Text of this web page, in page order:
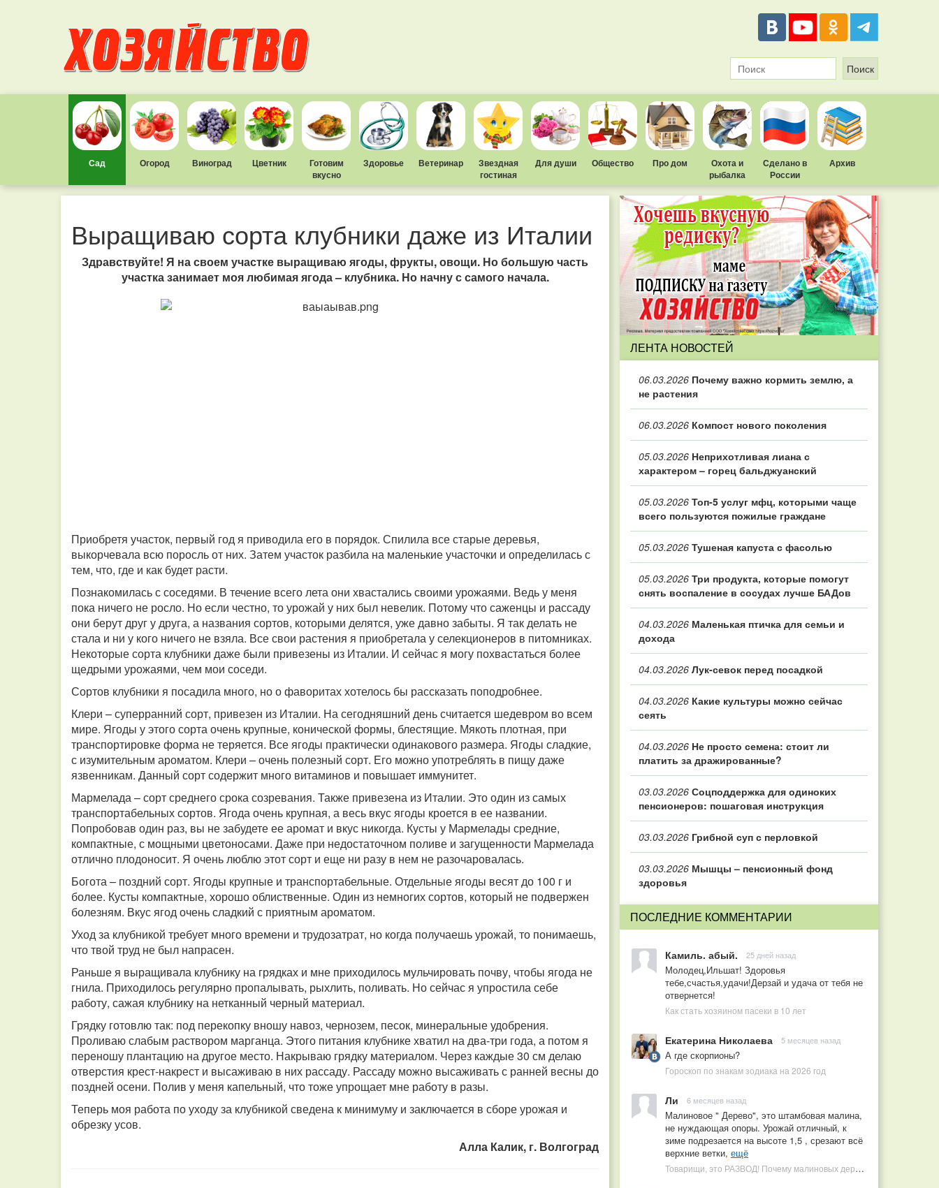
Сад Огород Виноград Цветник
Готовим
вкусно
Здоровье Ветеринар
Звездная
гостиная
Для души Общество Про дом
Охота и
рыбалка
Сделано в
России
Архив
Выращиваю сорта клубники даже из Италии
Здравствуйте! Я на своем участке выращиваю ягоды, фрукты, овощи. Но большую часть
участка занимает моя любимая ягода – клубника. Но начну с самого начала.
Приобретя участок, первый год я приводила его в порядок. Спилила все старые деревья,
выкорчевала всю поросль от них. Затем участок разбила на маленькие участочки и определилась с
тем, что, где и как будет расти.
Познакомилась с соседями. В течение всего лета они хвастались своими урожаями. Ведь у меня
пока ничего не росло. Но если честно, то урожай у них был невелик. Потому что саженцы и рассаду
они берут друг у друга, а названия сортов, которыми делятся, уже давно забыты. Я так делать не
стала и ни у кого ничего не взяла. Все свои растения я приобретала у селекционеров в питомниках.
Некоторые сорта клубники даже были привезены из Италии. И сейчас я могу похвастаться более
щедрыми урожаями, чем мои соседи.
Сортов клубники я посадила много, но о фаворитах хотелось бы рассказать поподробнее.
Клери – суперранний сорт, привезен из Италии. На сегодняшний день считается шедевром во всем
мире. Ягоды у этого сорта очень крупные, конической формы, блестящие. Мякоть плотная, при
транспортировке форма не теряется. Все ягоды практически одинакового размера. Ягоды сладкие,
с изумительным ароматом. Клери – очень полезный сорт. Его можно употреблять в пищу даже
язвенникам. Данный сорт содержит много витаминов и повышает иммунитет.
Мармелада – сорт среднего срока созревания. Также привезена из Италии. Это один из самых
транспортабельных сортов. Ягода очень крупная, а весь вкус ягоды кроется в ее названии.
Попробовав один раз, вы не забудете ее аромат и вкус никогда. Кусты у Мармелады средние,
компактные, с мощными цветоносами. Даже при недостаточном поливе и загущенности Мармелада
отлично плодоносит. Я очень люблю этот сорт и еще ни разу в нем не разочаровалась.
Богота – поздний сорт. Ягоды крупные и транспортабельные. Отдельные ягоды весят до 100 г и
более. Кусты компактные, хорошо облиственные. Один из немногих сортов, который не подвержен
болезням. Вкус ягод очень сладкий с приятным ароматом.
Уход за клубникой требует много времени и трудозатрат, но когда получаешь урожай, то понимаешь,
что твой труд не был напрасен.
Раньше я выращивала клубнику на грядках и мне приходилось мульчировать почву, чтобы ягода не
гнила. Приходилось регулярно пропалывать, рыхлить, поливать. Но сейчас я упростила себе
работу, сажая клубнику на нетканный черный материал.
Грядку готовлю так: под перекопку вношу навоз, чернозем, песок, минеральные удобрения.
Проливаю слабым раствором марганца. Этого питания клубнике хватил на два-три года, а потом я
переношу плантацию на другое место. Накрываю грядку материалом. Через каждые 30 см делаю
отверстия крест-накрест и высаживаю в них рассаду. Рассаду можно высаживать с ранней весны до
поздней осени. Полив у меня капельный, что тоже упрощает мне работу в разы.
Теперь моя работа по уходу за клубникой сведена к минимуму и заключается в сборе урожая и
обрезку усов.
Алла Калик, г. Волгоград
ЛЕНТА НОВОСТЕЙ
06.03.2026 Почему важно кормить землю, а
не растения
06.03.2026 Компост нового поколения
05.03.2026 Неприхотливая лиана с
характером – горец бальджуанский
05.03.2026 Топ‑5 услуг мфц, которыми чаще
всего пользуются пожилые граждане
05.03.2026 Тушеная капуста с фасолью
05.03.2026 Три продукта, которые помогут
снять воспаление в сосудах лучше БАДов
04.03.2026 Маленькая птичка для семьи и
дохода
04.03.2026 Лук-севок перед посадкой
04.03.2026 Какие культуры можно сейчас
сеять
04.03.2026 Не просто семена: стоит ли
платить за дражированные?
03.03.2026 Соцподдержка для одиноких
пенсионеров: пошаговая инструкция
03.03.2026 Грибной суп с перловкой
03.03.2026 Мышцы – пенсионный фонд
здоровья
ПОСЛЕДНИЕ КОММЕНТАРИИ
Камиль. абый. 25 дней назад
Молодец,Ильшат! Здоровья
тебе,счастья,удачи!Дерзай и удача от тебя не
отвернется!
Как стать хозяином пасеки в 10 лет
Екатерина Николаева 5 месяцев назад
А где скорпионы?
Гороскоп по знакам зодиака на 2026 год
Ли 6 месяцев назад
Малиновое " Дерево", это штамбовая малина,
не нуждающая опоры. Урожай отличный, к
зиме подрезается на высоте 1,5 , срезают всё
верхние ветки, ещё
Товарищи, это РАЗВОД! Почему малиновых деревьев не бывает, или Как ушлые продавцы наживаются на мечтах садоводов